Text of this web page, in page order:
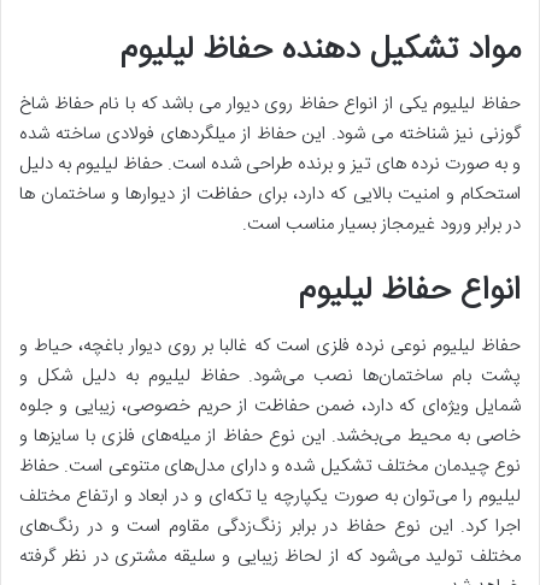
مواد تشکیل دهنده حفاظ لیلیوم
حفاظ لیلیوم یکی از انواع حفاظ روی دیوار می باشد که با نام حفاظ شاخ
گوزنی نیز شناخته می شود. این حفاظ از میلگردهای فولادی ساخته شده
و به صورت نرده های تیز و برنده طراحی شده است. حفاظ لیلیوم به دلیل
استحکام و امنیت بالایی که دارد، برای حفاظت از دیوارها و ساختمان ها
در برابر ورود غیرمجاز بسیار مناسب است.
انواع حفاظ لیلیوم
حفاظ لیلیوم نوعی نرده فلزی است که غالبا بر روی دیوار باغچه، حیاط و
پشت بام ساختمان‌ها نصب می‌شود. حفاظ لیلیوم به دلیل شکل و
شمایل ویژه‌ای که دارد، ضمن حفاظت از حریم خصوصی، زیبایی و جلوه
خاصی به محیط می‌بخشد. این نوع حفاظ از میله‌های فلزی با سایزها و
نوع چیدمان مختلف تشکیل شده و دارای مدل‌های متنوعی است. حفاظ
لیلیوم را می‌توان به صورت یکپارچه یا تکه‌ای و در ابعاد و ارتفاع مختلف
اجرا کرد. این نوع حفاظ در برابر زنگ‌زدگی مقاوم است و در رنگ‌های
مختلف تولید می‌شود که از لحاظ زیبایی و سلیقه مشتری در نظر گرفته